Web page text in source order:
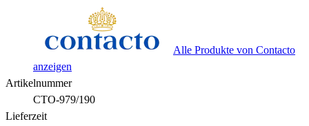
Alle Produkte von Contacto
anzeigen
Artikelnummer
CTO-979/190
Lieferzeit